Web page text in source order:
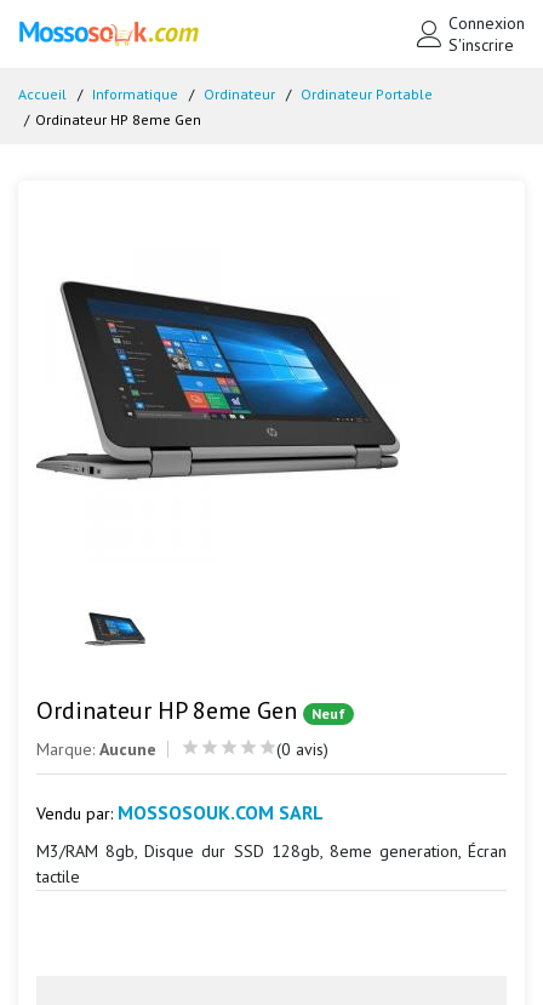
Connexion
S'inscrire
Accueil Informatique Ordinateur
Ordinateur Portable
Ordinateur HP 8eme Gen
Ordinateur HP 8eme Gen Neuf
Marque: Aucune (0 avis)
Vendu par: MOSSOSOUK.COM SARL
M3/RAM 8gb, Disque dur SSD 128gb, 8eme generation, Écran
tactile